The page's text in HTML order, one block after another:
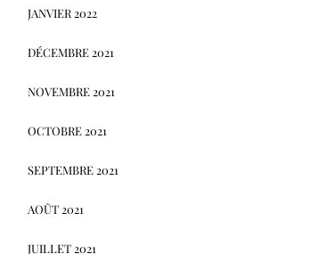
JANVIER 2022
DÉCEMBRE 2021
NOVEMBRE 2021
OCTOBRE 2021
SEPTEMBRE 2021
AOÛT 2021
JUILLET 2021